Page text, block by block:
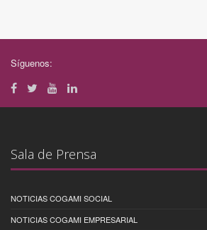
Síguenos:
Sala de Prensa
NOTICIAS COGAMI SOCIAL
NOTICIAS COGAMI EMPRESARIAL